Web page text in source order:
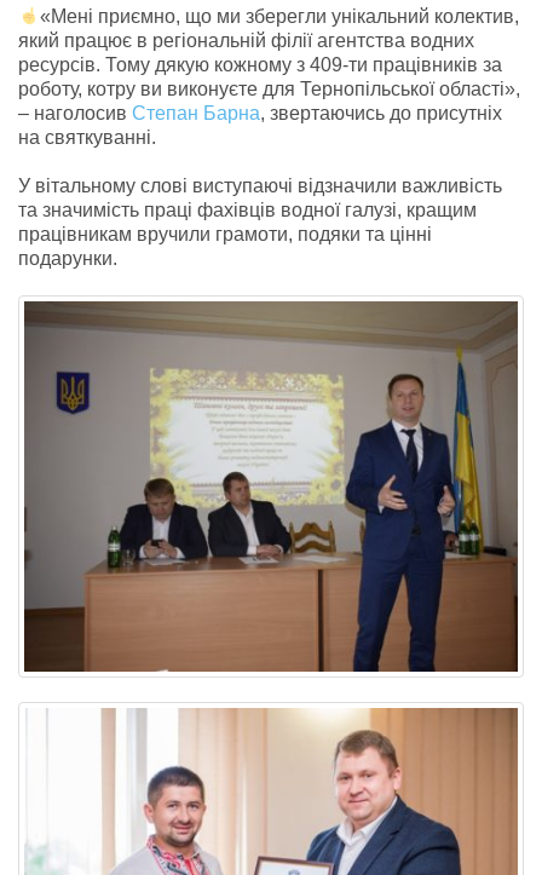
«Мені приємно, що ми зберегли унікальний колектив,
який працює в регіональній філії агентства водних
ресурсів. Тому дякую кожному з 409-ти працівників за
роботу, котру ви виконуєте для Тернопільської області»,
– наголосив Степан Барна, звертаючись до присутніх
на святкуванні.
У вітальному слові виступаючі відзначили важливість
та значимість праці фахівців водної галузі, кращим
працівникам вручили грамоти, подяки та цінні
подарунки.